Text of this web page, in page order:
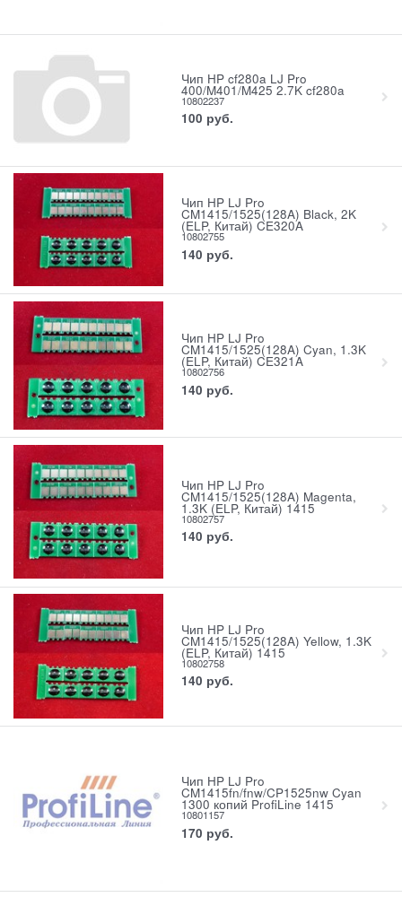
Чип HP cf280a LJ Pro
400/M401/M425 2.7K cf280a
10802237
100 руб.
Чип HP LJ Pro
CM1415/1525(128A) Black, 2K
(ELP, Китай) CE320A
10802755
140 руб.
Чип HP LJ Pro
CM1415/1525(128A) Cyan, 1.3K
(ELP, Китай) CE321A
10802756
140 руб.
Чип HP LJ Pro
CM1415/1525(128A) Magenta,
1.3K (ELP, Китай) 1415
10802757
140 руб.
Чип HP LJ Pro
CM1415/1525(128A) Yellow, 1.3K
(ELP, Китай) 1415
10802758
140 руб.
Чип HP LJ Pro
CM1415fn/fnw/CP1525nw Cyan
1300 копий ProfiLine 1415
10801157
170 руб.